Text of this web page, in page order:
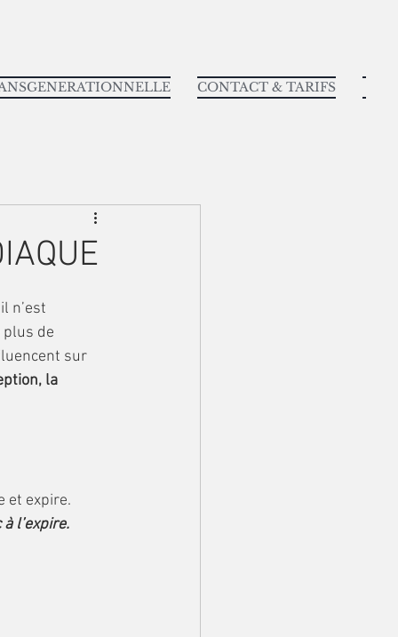
CONTACT & TARIFS
plus de
sur
la
et expire.
l’expire.